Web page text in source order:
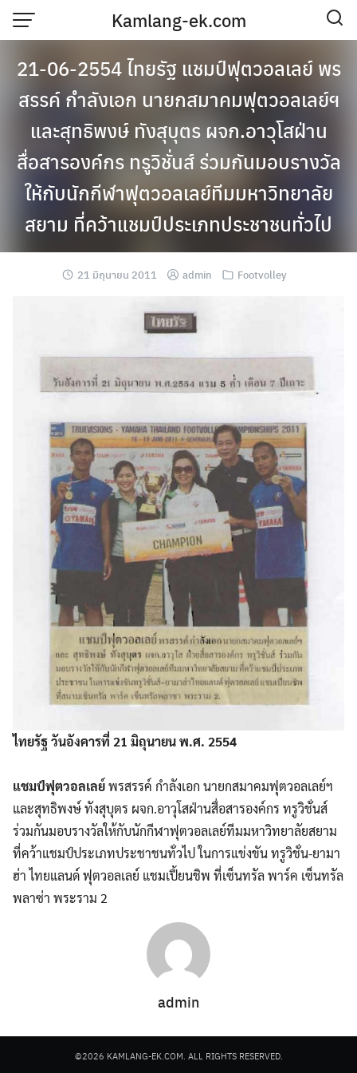
Skip
Kamlang-ek.com
Search
Search
21-06-2554 ไทยรัฐ แชมป์ฟุตวอลเลย์ พร
สรรค์ กำลังเอก นายกสมาคมฟุตวอลเลย์ฯ
และสุทธิพงษ์ ทังสุบุตร ผจก.อาวุโสฝ่าน
สื่อสารองค์กร ทรูวิชั่นส์ ร่วมกันมอบรางวัล
ให้กับนักกีฬาฟุตวอลเลย์ทีมมหาวิทยาลัย
สยาม ที่คว้าแชมป์ประเภทประชาชนทั่วไป
21 มิถุนายน 2011 admin Footvolley
ไทยรัฐ วันอังคารที่ 21 มิถุนายน พ.ศ. 2554
แชมป์ฟุตวอลเลย์พรสรรค์ กำลังเอก นายกสมาคมฟุตวอลเลย์ฯ
และสุทธิพงษ์ ทังสุบุตร ผจก.อาวุโสฝ่านสื่อสารองค์กร ทรูวิชั่นส์
ร่วมกันมอบรางวัลให้กับนักกีฬาฟุตวอลเลย์ทีมมหาวิทยาลัยสยาม
ที่คว้าแชมป์ประเภทประชาชนทั่วไป ในการแข่งขัน ทรูวิชั่น-ยามา
ฮ่า ไทยแลนด์ ฟุตวอลเลย์ แชมเปี้ยนชิพ ที่เซ็นทรัล พาร์ค เซ็นทรัล
พลาซ่า พระราม 2
admin
©2026 KAMLANG-EK.COM. ALL RIGHTS RESERVED.